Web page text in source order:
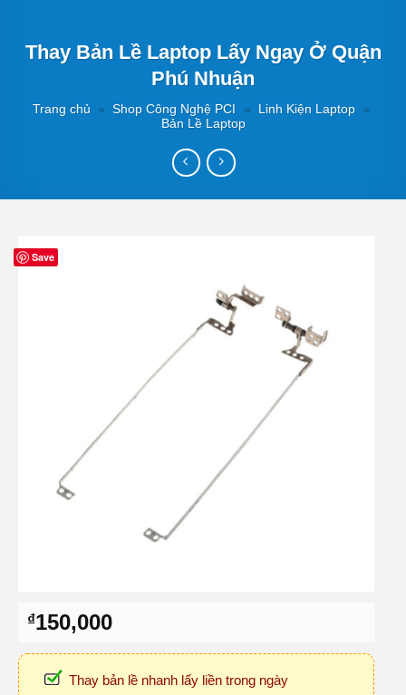
Thay Bản Lề Laptop Lấy Ngay Ở Quận
Phú Nhuận
Trang chủ » Shop Công Nghệ PCI » Linh Kiện Laptop »
Bản Lề Laptop
Save
₫150,000
Thay bản lề nhanh lấy liền trong ngày